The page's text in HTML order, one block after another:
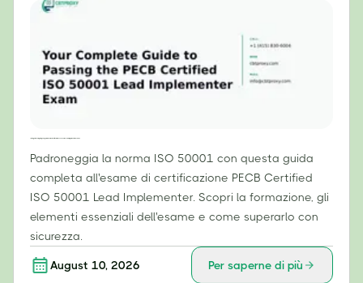
Padroneggia la norma ISO 50001 con questa guida
completa all'esame di certificazione PECB Certified
ISO 50001 Lead Implementer. Scopri la formazione, gli
elementi essenziali dell'esame e come superarlo con
sicurezza.
August 10, 2026 Per saperne di più